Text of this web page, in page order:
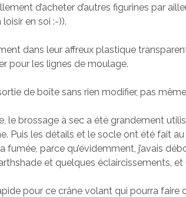
d’acheter d’autres figurines par
en soi :-)).
dans leur affreux plastique
pour les lignes de moulage.
de boîte sans rien modifier, pas
le brossage à sec a été grandement
Puis les détails et le socle ont été fait
fumée, parce qu’évidemment, j’avais
et quelques éclaircissements,
pour ce crâne volant qui pourra faire